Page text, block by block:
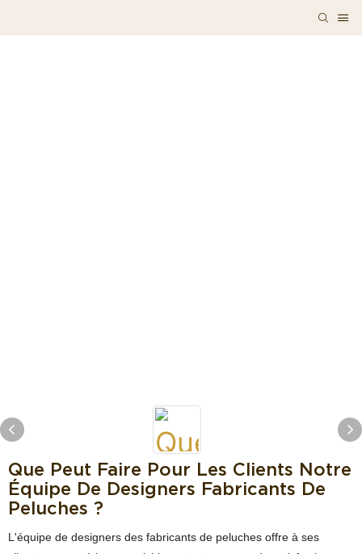
Que Peut Faire Pour Les Clients Notre
Équipe De Designers Fabricants De
Peluches ?
L'équipe de designers des fabricants de peluches offre à ses